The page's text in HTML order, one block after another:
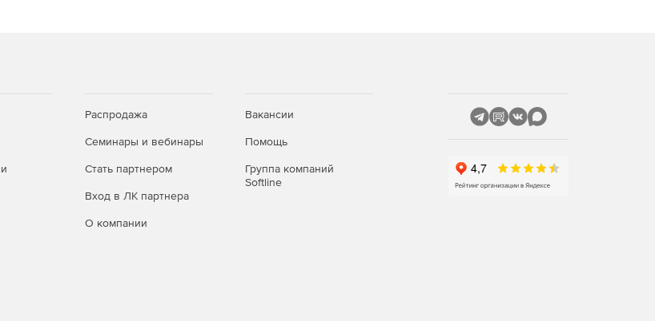
Распродажа
Семинары и вебинары
Стать партнером
Вход в ЛК партнера
О компании
Вакансии
Помощь
Группа компаний
Softline